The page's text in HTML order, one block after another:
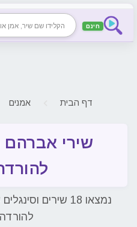
חינם
דף הבית אמנים
שירי אברהם
נמצאו 18 שירים